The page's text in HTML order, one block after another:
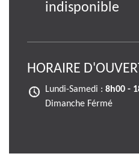
indisponible
HORAIRE
Lundi-Samedi : 8h00 -
Dimanche Férmé